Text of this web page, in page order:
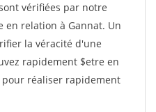
vérifiées par notre
en relation à Gannat. Un
la véracité d'une
rapidement $etre en
réaliser rapidement